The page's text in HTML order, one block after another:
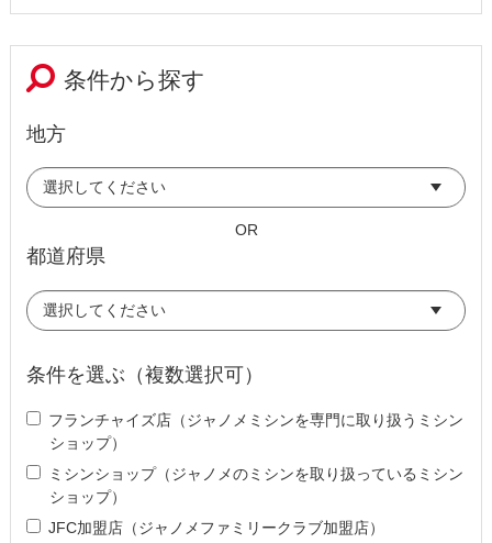
条件から探す
地方
OR
都道府県
条件を選ぶ（複数選択可）
フランチャイズ店（ジャノメミシンを専門に取り扱うミシン
ショップ）
ミシンショップ（ジャノメのミシンを取り扱っているミシン
ショップ）
JFC加盟店（ジャノメファミリークラブ加盟店）